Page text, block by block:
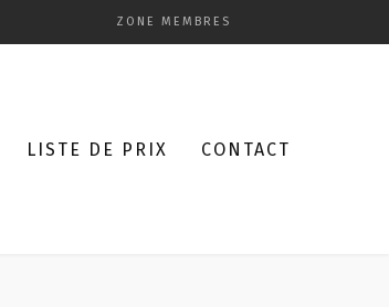
ZONE MEMBRES
LISTE DE PRIX CONTACT